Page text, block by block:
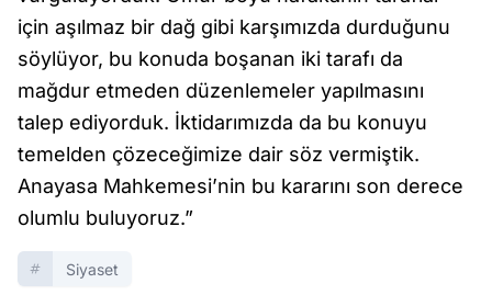
için aşılmaz bir dağ gibi karşımızda durduğunu
söylüyor, bu konuda boşanan iki tarafı da
mağdur etmeden düzenlemeler yapılmasını
talep ediyorduk. İktidarımızda da bu konuyu
temelden çözeceğimize dair söz vermiştik.
Anayasa Mahkemesi’nin bu kararını son derece
olumlu buluyoruz.”
Siyaset